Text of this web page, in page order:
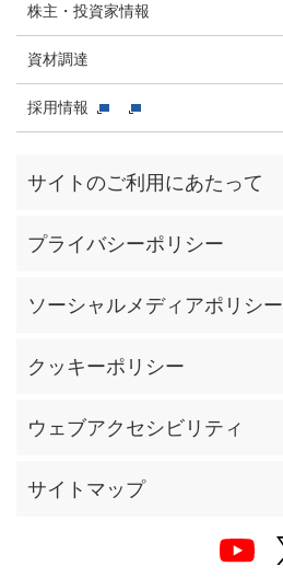
株主・投資家情報
資材調達
採用情報
サイトのご利用にあたって
プライバシーポリシー
ソーシャルメディアポリシー
クッキーポリシー
ウェブアクセシビリティ
サイトマップ